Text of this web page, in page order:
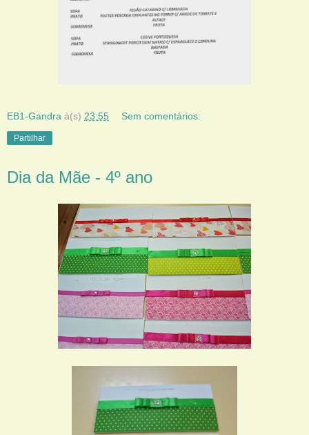
EB1-Gandra à(s) 23:55 Sem comentários:
Partilhar
Dia da Mãe - 4º ano